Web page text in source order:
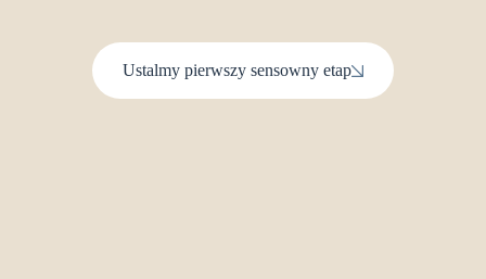
Ustalmy pierwszy sensowny etap